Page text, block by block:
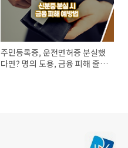
주민등록증, 운전면허증 분실했
다면? 명의 도용, 금융 피해 줄이